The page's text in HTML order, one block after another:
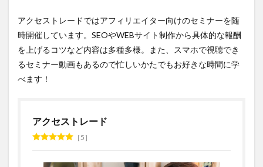
アクセストレードではアフィリエイター向けのセミナーを随
時開催しています。SEOやWEBサイト制作から具体的な報酬
を上げるコツなど内容は多種多様。また、スマホで視聴でき
るセミナー動画もあるので忙しいかたでもお好きな時間に学
べます！
アクセストレード
5